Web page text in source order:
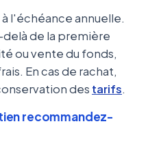
l'échéance annuelle.
delà de la première
ou vente du fonds,
En cas de rachat,
des tarifs.
recommandez-